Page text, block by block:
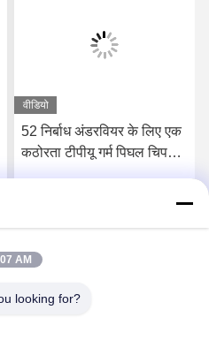
वीडियो
52 निर्बाध अंडरवियर के लिए एक
कठोरता टीपीयू गर्म पिघल चिपकने
AM
looking for?